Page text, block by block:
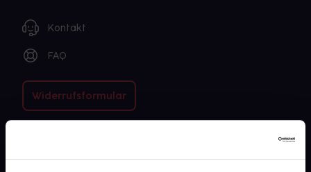
Kontakt
FAQ
Widerrufsformular
gesund.de